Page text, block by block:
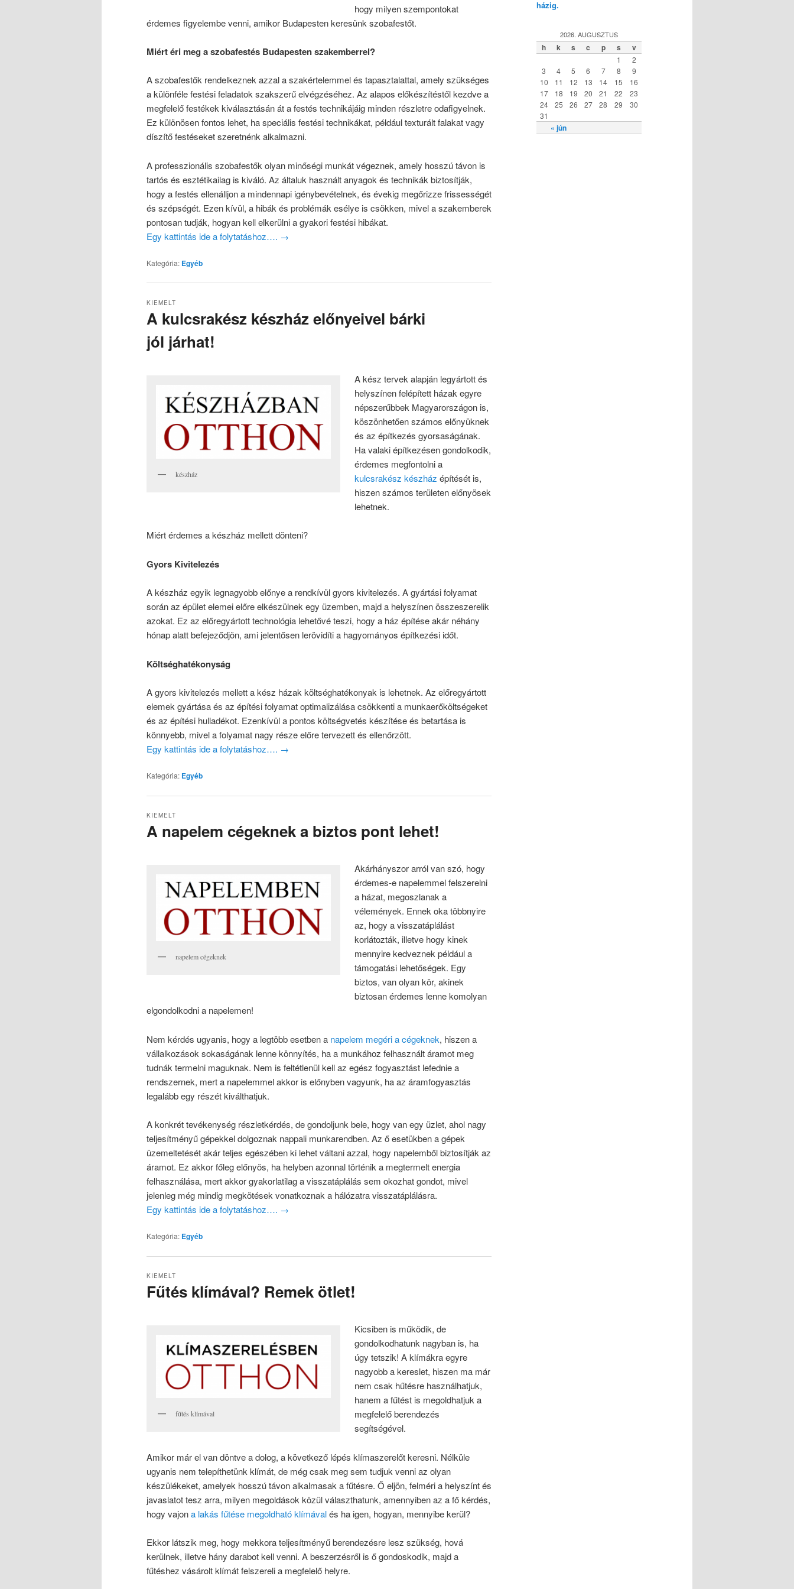
hogy milyen szempontokat
érdemes figyelembe venni, amikor Budapesten keresünk szobafestőt.
Miért éri meg a szobafestés Budapesten szakemberrel?
A szobafestők rendelkeznek azzal a szakértelemmel és tapasztalattal, amely szükséges
a különféle festési feladatok szakszerű elvégzéséhez. Az alapos előkészítéstől kezdve a
megfelelő festékek kiválasztásán át a festés technikájáig minden részletre odafigyelnek.
Ez különösen fontos lehet, ha speciális festési technikákat, például texturált falakat vagy
díszítő festéseket szeretnénk alkalmazni.
A professzionális szobafestők olyan minőségi munkát végeznek, amely hosszú távon is
tartós és esztétikailag is kiváló. Az általuk használt anyagok és technikák biztosítják,
hogy a festés ellenálljon a mindennapi igénybevételnek, és évekig megőrizze frissességét
és szépségét. Ezen kívül, a hibák és problémák esélye is csökken, mivel a szakemberek
pontosan tudják, hogyan kell elkerülni a gyakori festési hibákat.
Egy kattintás ide a folytatáshoz…. →
Kategória: Egyéb
A kulcsrakész készház előnyeivel bárki
jól járhat!
KIEMELT
készház
A kész tervek alapján legyártott és
helyszínen felépített házak egyre
népszerűbbek Magyarországon is,
köszönhetően számos előnyüknek
és az építkezés gyorsaságának.
Ha valaki építkezésen gondolkodik,
érdemes megfontolni a
kulcsrakész készház építését is,
hiszen számos területen előnyösek
lehetnek.
Miért érdemes a készház mellett dönteni?
Gyors Kivitelezés
A készház egyik legnagyobb előnye a rendkívül gyors kivitelezés. A gyártási folyamat
során az épület elemei előre elkészülnek egy üzemben, majd a helyszínen összeszerelik
azokat. Ez az előregyártott technológia lehetővé teszi, hogy a ház építése akár néhány
hónap alatt befejeződjön, ami jelentősen lerövidíti a hagyományos építkezési időt.
Költséghatékonyság
A gyors kivitelezés mellett a kész házak költséghatékonyak is lehetnek. Az előregyártott
elemek gyártása és az építési folyamat optimalizálása csökkenti a munkaerőköltségeket
és az építési hulladékot. Ezenkívül a pontos költségvetés készítése és betartása is
könnyebb, mivel a folyamat nagy része előre tervezett és ellenőrzött.
Egy kattintás ide a folytatáshoz…. →
Kategória: Egyéb
A napelem cégeknek a biztos pont lehet!
KIEMELT
napelem cégeknek
Akárhányszor arról van szó, hogy
érdemes-e napelemmel felszerelni
a házat, megoszlanak a
vélemények. Ennek oka többnyire
az, hogy a visszatáplálást
korlátozták, illetve hogy kinek
mennyire kedveznek például a
támogatási lehetőségek. Egy
biztos, van olyan kör, akinek
biztosan érdemes lenne komolyan
elgondolkodni a napelemen!
Nem kérdés ugyanis, hogy a legtöbb esetben a napelem megéri a cégeknek, hiszen a
vállalkozások sokaságának lenne könnyítés, ha a munkához felhasznált áramot meg
tudnák termelni maguknak. Nem is feltétlenül kell az egész fogyasztást lefednie a
rendszernek, mert a napelemmel akkor is előnyben vagyunk, ha az áramfogyasztás
legalább egy részét kiválthatjuk.
A konkrét tevékenység részletkérdés, de gondoljunk bele, hogy van egy üzlet, ahol nagy
teljesítményű gépekkel dolgoznak nappali munkarendben. Az ő esetükben a gépek
üzemeltetését akár teljes egészében ki lehet váltani azzal, hogy napelemből biztosítják az
áramot. Ez akkor főleg előnyös, ha helyben azonnal történik a megtermelt energia
felhasználása, mert akkor gyakorlatilag a visszatáplálás sem okozhat gondot, mivel
jelenleg még mindig megkötések vonatkoznak a hálózatra visszatáplálásra.
Egy kattintás ide a folytatáshoz…. →
Kategória: Egyéb
Fűtés klímával? Remek ötlet!
KIEMELT
fűtés klímával
Kicsiben is működik, de
gondolkodhatunk nagyban is, ha
úgy tetszik! A klímákra egyre
nagyobb a kereslet, hiszen ma már
nem csak hűtésre használhatjuk,
hanem a fűtést is megoldhatjuk a
megfelelő berendezés
segítségével.
Amikor már el van döntve a dolog, a következő lépés klímaszerelőt keresni. Nélküle
ugyanis nem telepíthetünk klímát, de még csak meg sem tudjuk venni az olyan
készülékeket, amelyek hosszú távon alkalmasak a fűtésre. Ő eljön, felméri a helyszínt és
javaslatot tesz arra, milyen megoldások közül választhatunk, amennyiben az a fő kérdés,
hogy vajona lakás fűtése megoldható klímávalés ha igen, hogyan, mennyibe kerül?
Ekkor látszik meg, hogy mekkora teljesítményű berendezésre lesz szükség, hová
kerülnek, illetve hány darabot kell venni. A beszerzésről is ő gondoskodik, majd a
fűtéshez vásárolt klímát felszereli a megfelelő helyre.
házig.
2026. AUGUSZTUS
h k s c p s v
« jún
1
2
3
4 5 6 7 8
9
10
11 12 13 14 15
16
17
18 19 20 21 22
23
24
25 26 27 28 29
30
31